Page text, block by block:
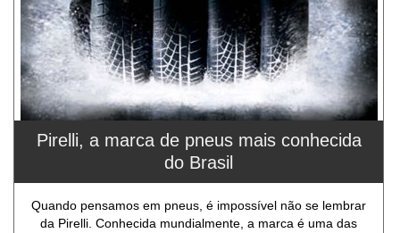
Pirelli, a marca de pneus mais conhecida
do Brasil
Quando pensamos em pneus, é impossível não se lembrar
da Pirelli. Conhecida mundialmente, a marca é uma das